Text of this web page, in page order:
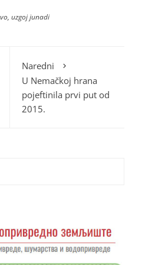
, uzgoj junadi
Naredni
U Nemačkoj hrana
pojeftinila prvi put od
2015.